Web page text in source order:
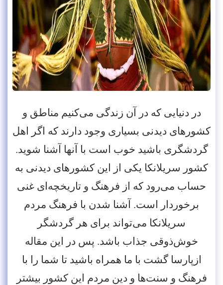
در دنیایی که در آن زندگی می‌کنیم مناطق و
کشورهای دیدنی بسیاری وجود دارند که اگر اهل
گردشگری باشید خوب است با آنها آشنا شوید.
کشور سریلانکا یکی از این کشورهای دیدنی به
حساب می‌رود که از فرهنگ و تاریخچه‌ای غنی
برخوردار است. آشنا شدن با فرهنگ مردم
سریلانکا می‌تواند برای هر گردشگر
خوش‌ذوقی جذاب باشد. پس در این مقاله
ازپارسا گشت با ما همراه باشید تا شما را با
فرهنگ و سنت‌ها و دین مردم این کشور بیشتر